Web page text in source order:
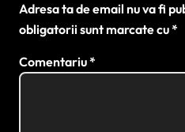
Adresa ta de email nu va fi
obligatorii sunt marcate cu*
Comentariu*